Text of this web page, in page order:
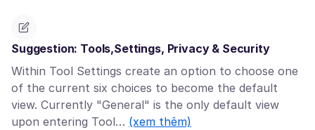
Suggestion: Tools,Settings, Privacy & Security
Within Tool Settings create an option to choose one
of the current six choices to become the default
view. Currently "General" is the only default view
upon entering Tool… (xem thêm)